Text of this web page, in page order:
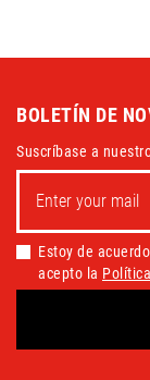
BOLETÍN DE
Suscríbase a
Estoy de
acepto la